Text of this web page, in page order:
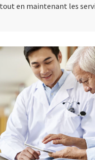
en maintenant les